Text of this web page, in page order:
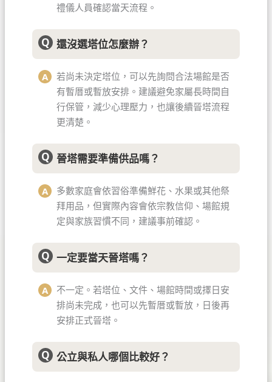
禮儀人員確認當天流程。
還沒選塔位怎麼辦？
若尚未決定塔位，可以先詢問合法場館是否
有暫厝或暫放安排。建議避免家屬長時間自
行保管，減少心理壓力，也讓後續晉塔流程
更清楚。
晉塔需要準備供品嗎？
多數家庭會依習俗準備鮮花、水果或其他祭
拜用品，但實際內容會依宗教信仰、場館規
定與家族習慣不同，建議事前確認。
一定要當天晉塔嗎？
不一定。若塔位、文件、場館時間或擇日安
排尚未完成，也可以先暫厝或暫放，日後再
安排正式晉塔。
公立與私人哪個比較好？